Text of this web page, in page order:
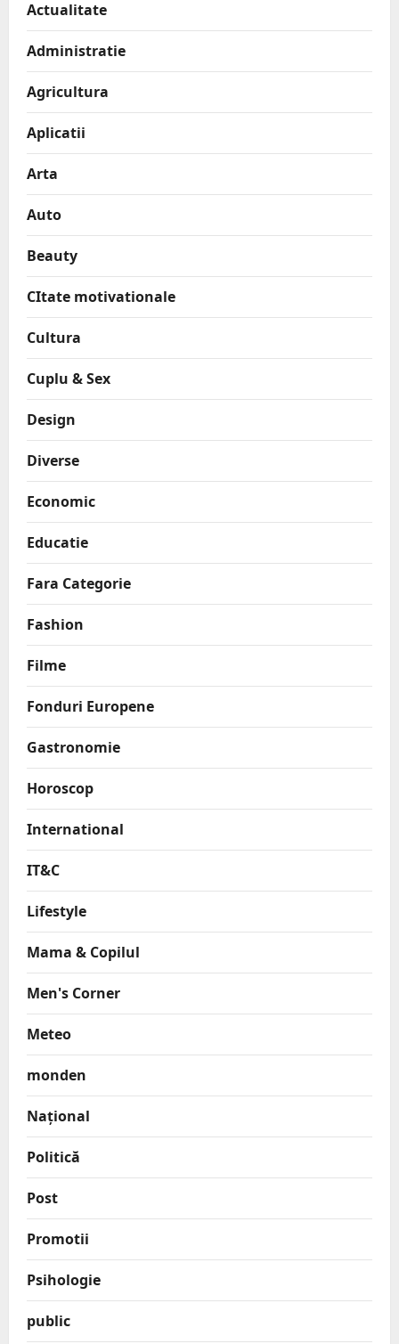
Actualitate
Administratie
Agricultura
Aplicatii
Arta
Auto
Beauty
CItate motivationale
Cultura
Cuplu & Sex
Design
Diverse
Economic
Educatie
Fara Categorie
Fashion
Filme
Fonduri Europene
Gastronomie
Horoscop
International
IT&C
Lifestyle
Mama & Copilul
Men's Corner
Meteo
monden
Național
Politică
Post
Promotii
Psihologie
public